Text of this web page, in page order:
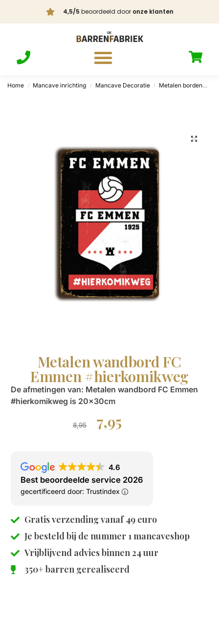
4,5/5 beoordeeld door onze klanten
Home / Mancave inrichting / Mancave Decoratie / Metalen borden
Metalen wandbord FC
Emmen #hierkomikweg
De afmetingen van: Metalen wandbord FC Emmen
#hierkomikweg is 20x30cm
8,95 7,95
4.6
Best beoordeelde service 2026
gecertificeerd door: Trustindex
Gratis verzending vanaf 49 euro
Je besteld bij de nummer 1 mancaveshop
Vrijblijvend advies binnen 24 uur
350+ barren gerealiseerd